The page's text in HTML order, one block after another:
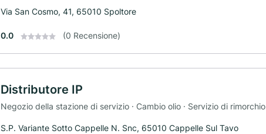
Via San Cosmo, 41, 65010 Spoltore
0.0 (0 Recensione)
Distributore IP
Negozio della stazione di servizio · Cambio olio · Servizio di rimorchio
S.P. Variante Sotto Cappelle N. Snc, 65010 Cappelle Sul Tavo